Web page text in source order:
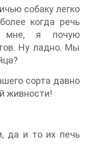
собаку легко
когда речь
мне, я почую
Ну ладно. Мы
сорта давно
живности!
да и то их печь